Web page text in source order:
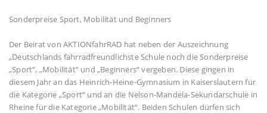
Sonderpreise Sport, Mobilität und Beginners
Der Beirat von AKTIONfahrRAD hat neben der Auszeichnung
„Deutschlands fahrradfreundlichste Schule noch die Sonderpreise
„Sport“, „Mobilität“ und „Beginners“ vergeben. Diese gingen in
diesem Jahr an das Heinrich-Heine-Gymnasium in Kaiserslautern für
die Kategorie „Sport“ und an die Nelson-Mandela-Sekundarschule in
Rheine für die Kategorie „Mobilität“. Beiden Schulen dürfen sich